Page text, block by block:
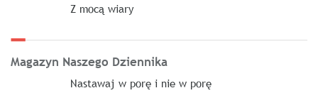
Z mocą wiary
Magazyn Naszego Dziennika
Nastawaj w porę i nie w porę